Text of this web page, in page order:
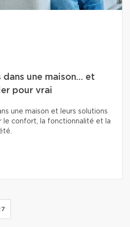
une maison… et
pour vrai
une maison et leurs solutions
le confort, la fonctionnalité et la